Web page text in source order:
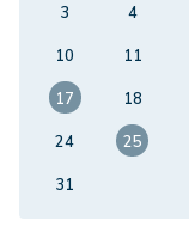
3
4
10
11
17
18
24
25
31